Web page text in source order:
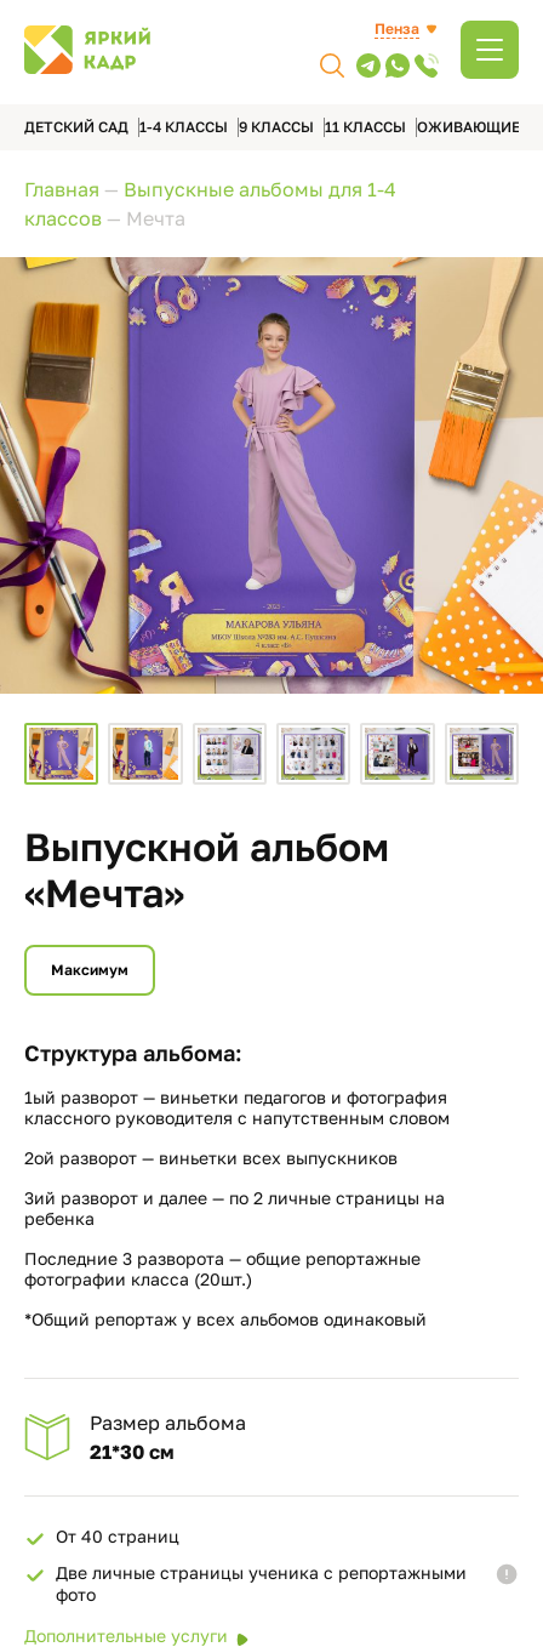
Пенза
ДЕТСКИЙ САД 1-4 КЛАССЫ 9 КЛАССЫ 11 КЛАССЫ ОЖИВАЮЩИЕ
Главная — Выпускные альбомы для 1-4
классов — Мечта
Выпускной альбом
«Мечта»
Максимум
Структура альбома:
1ый разворот — виньетки педагогов и фотография
классного руководителя с напутственным словом
2ой разворот — виньетки всех выпускников
3ий разворот и далее — по 2 личные страницы на
ребенка
Последние 3 разворота — общие репортажные
фотографии класса (20шт.)
*Общий репортаж у всех альбомов одинаковый
Размер альбома
21*30 см
От 40 страниц
Две личные страницы ученика с репортажными
фото
Дополнительные услуги